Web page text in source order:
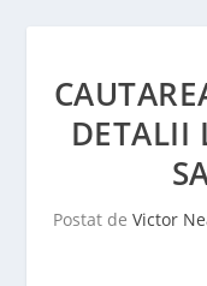
DETALII
Postat de Victor